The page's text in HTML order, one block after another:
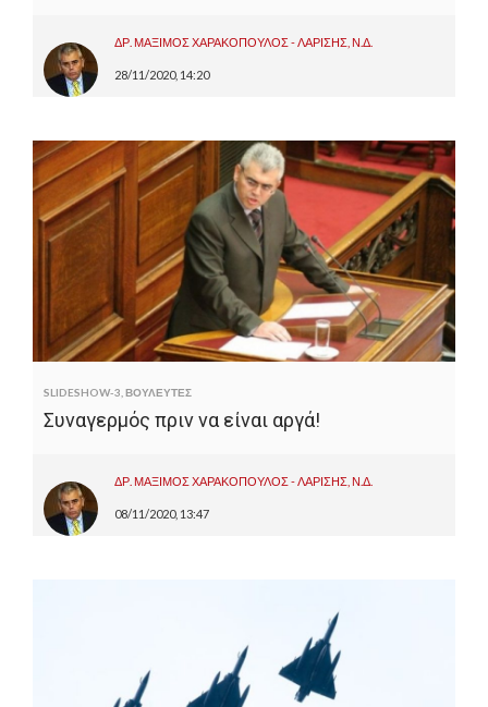
ΔΡ. ΜΑΞΙΜΟΣ ΧΑΡΑΚΟΠΟΥΛΟΣ - ΛΑΡΙΣΗΣ, Ν.Δ.
28/11/2020, 14:20
SLIDESHOW-3 ΒΟΥΛΕΥΤΕΣ
Συναγερμός πριν να είναι αργά!
ΔΡ. ΜΑΞΙΜΟΣ ΧΑΡΑΚΟΠΟΥΛΟΣ - ΛΑΡΙΣΗΣ, Ν.Δ.
08/11/2020, 13:47